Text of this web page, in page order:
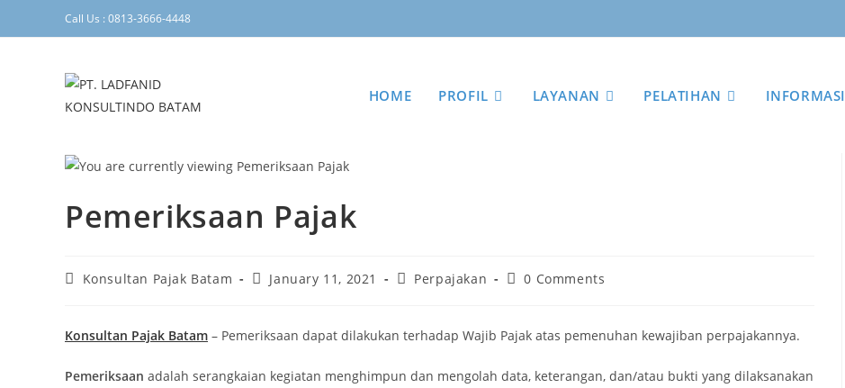
Call Us : 0813-3666-4448
HOME PROFIL LAYANAN PELATIHAN INFORMASI
Pemeriksaan Pajak
Konsultan Pajak Batam January 11, 2021 Perpajakan 0 Comments
Konsultan Pajak Batam – Pemeriksaan dapat dilakukan terhadap Wajib Pajak atas pemenuhan kewajiban perpajakannya.
Pemeriksaan adalah serangkaian kegiatan menghimpun dan mengolah data, keterangan, dan/atau bukti yang dilaksanakan